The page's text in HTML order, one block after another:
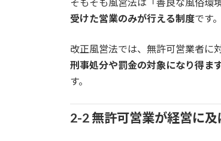
そもそも風営法は「善良な風俗環
受けた営業のみが行える制度です
改正風営法では、無許可営業者に
刑事処分や罰金の対象になり得ま
す。
2-2 無許可営業が経営に